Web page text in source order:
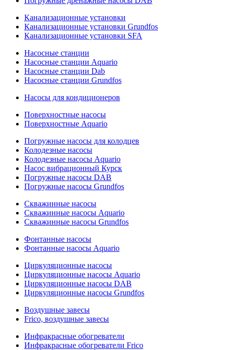
Канализационные установки
Канализационные установки Grundfos
Канализационные установки SFA
Насосные станции
Насосные станции Aquario
Насосные станции Dab
Насосные станции Grundfos
Насосы для кондиционеров
Поверхностные насосы
Поверхностные Aquario
Погружные насосы для колодцев
Колодезные насосы
Колодезные насосы Aquario
Насос вибрационный Курск
Погружные насосы DAB
Погружные насосы Grundfos
Скважинные насосы
Скважинные насосы Aquario
Скважинные насосы Grundfos
Фонтанные насосы
Фонтанные насосы Aquario
Циркуляционные насосы
Циркуляционные насосы Aquario
Циркуляционные насосы DAB
Циркуляционные насосы Grundfos
Воздушные завесы
Frico, воздушные завесы
Инфракрасные обогреватели
Инфракрасные обогреватели Frico